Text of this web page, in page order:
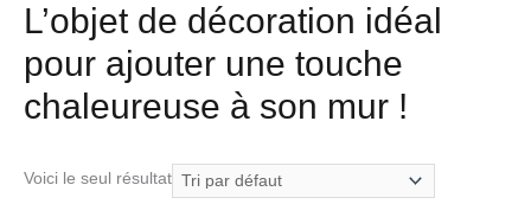
L’objet de décoration idéal
pour ajouter une touche
chaleureuse à son mur !
Voici le seul résultat